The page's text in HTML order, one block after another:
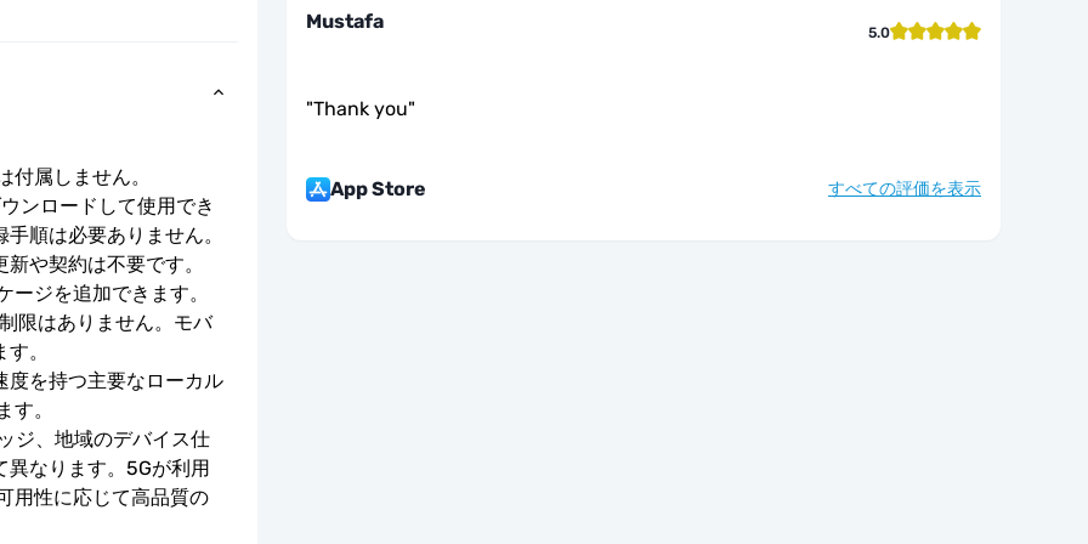
属しません。
ンロードして使用でき
順は必要ありません。
や契約は不要です。
ジを追加できます。
限はありません。モバ
。
度を持つ主要なローカル
。
ジ、地域のデバイス仕
異なります。5Gが利用
用性に応じて高品質の
Mustafa 5.0
"Thank you"
App Store すべての評価を表示